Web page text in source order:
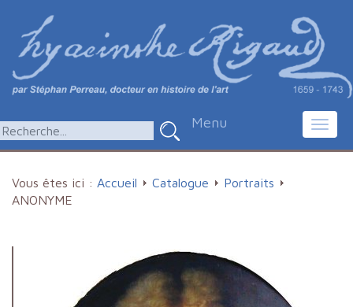
Menu
Vous êtes ici : Accueil Catalogue
Portraits
ANONYME